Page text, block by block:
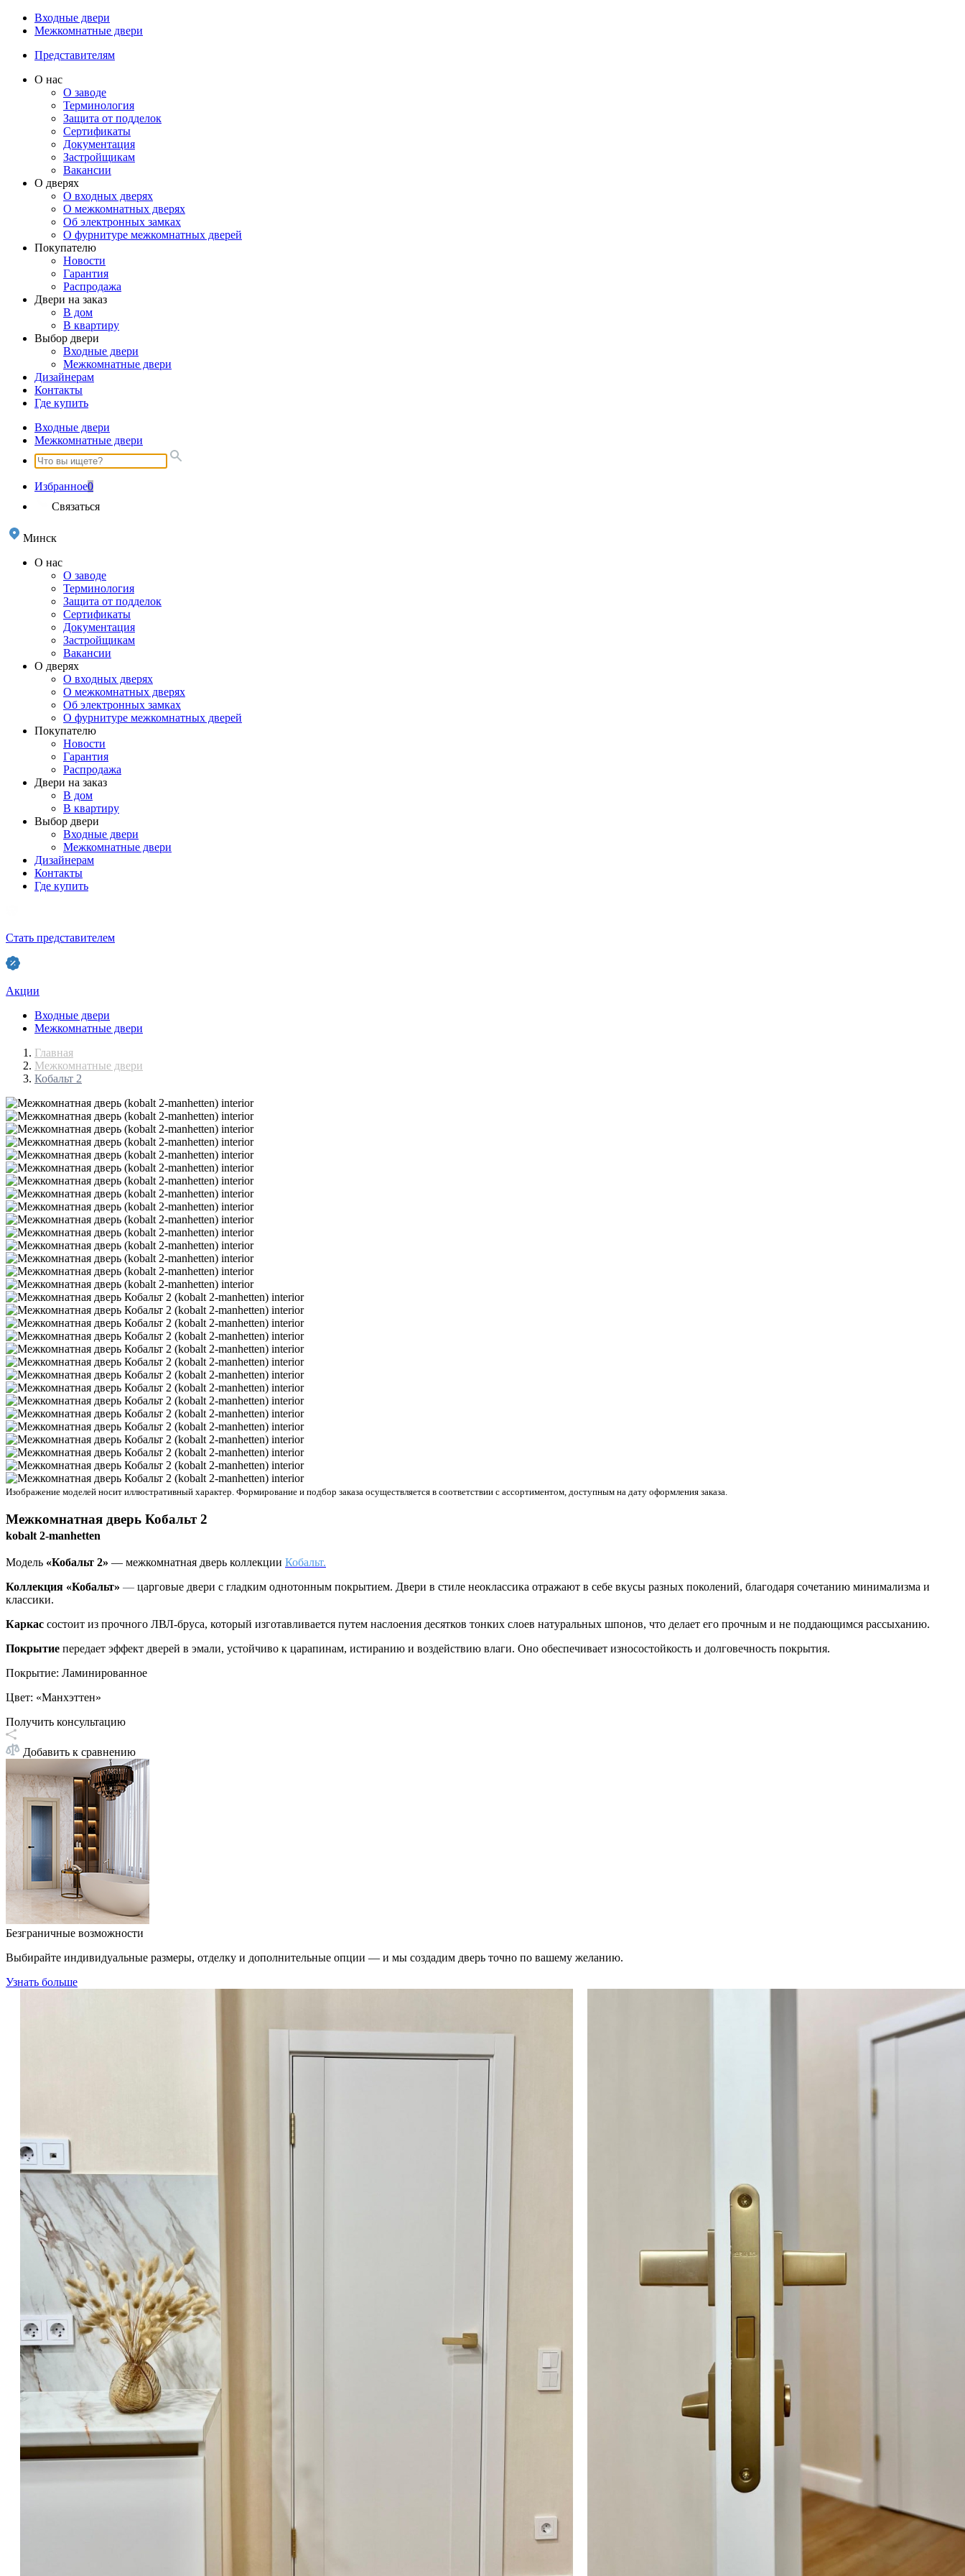
Входные двери
Межкомнатные двери
Представителям
О нас
О заводе
Терминология
Защита от подделок
Сертификаты
Документация
Застройщикам
Вакансии
О дверях
О входных дверях
О межкомнатных дверях
Об электронных замках
О фурнитуре межкомнатных дверей
Покупателю
Новости
Гарантия
Распродажа
Двери на заказ
В дом
В квартиру
Выбор двери
Входные двери
Межкомнатные двери
Дизайнерам
Контакты
Где купить
Входные двери
Межкомнатные двери
Избранное0
Связаться
Минск
О нас
О заводе
Терминология
Защита от подделок
Сертификаты
Документация
Застройщикам
Вакансии
О дверях
О входных дверях
О межкомнатных дверях
Об электронных замках
О фурнитуре межкомнатных дверей
Покупателю
Новости
Гарантия
Распродажа
Двери на заказ
В дом
В квартиру
Выбор двери
Входные двери
Межкомнатные двери
Дизайнерам
Контакты
Где купить
Стать представителем
Акции
Входные двери
Межкомнатные двери
Главная
Межкомнатные двери
Кобальт 2
Изображение моделей носит иллюстративный характер. Формирование и подбор заказа осуществляется в соответствии с ассортиментом, доступным на дату оформления заказа.
Межкомнатная дверь Кобальт 2
kobalt 2-manhetten
Модель «Кобальт 2» — межкомнатная дверь коллекции Кобальт.
Коллекция «Кобальт» — царговые двери с гладким однотонным покрытием. Двери в стиле неоклассика отражают в себе вкусы разных поколений, благодаря сочетанию минимализма и
классики.
Каркас состоит из прочного ЛВЛ-бруса, который изготавливается путем наслоения десятков тонких слоев натуральных шпонов, что делает его прочным и не поддающимся рассыханию.
Покрытие передает эффект дверей в эмали, устойчиво к царапинам, истиранию и воздействию влаги. Оно обеспечивает износостойкость и долговечность покрытия.
Покрытие: Ламинированное
Цвет: «Манхэттен»
Получить консультацию
Добавить к сравнению
Безграничные возможности
Выбирайте индивидуальные размеры, отделку и дополнительные опции — и мы создадим дверь точно по вашему желанию.
Узнать больше